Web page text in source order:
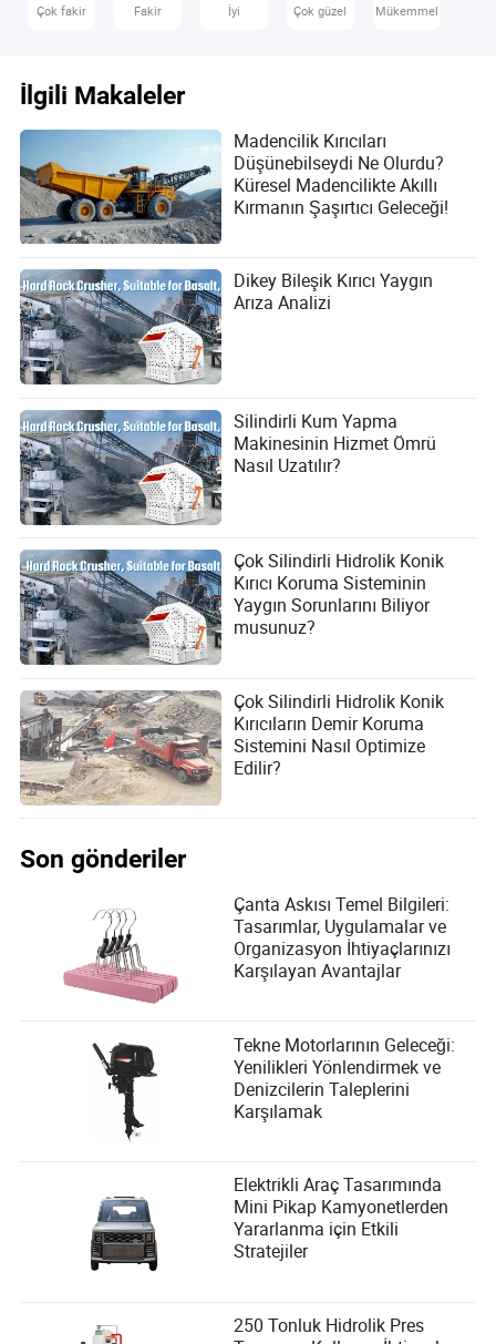
Çok fakir Fakir İyi Çok güzel Mükemmel
İlgili Makaleler
Madencilik Kırıcıları
Düşünebilseydi Ne Olurdu?
Küresel Madencilikte Akıllı
Kırmanın Şaşırtıcı Geleceği!
Dikey Bileşik Kırıcı Yaygın
Arıza Analizi
Silindirli Kum Yapma
Makinesinin Hizmet Ömrü
Nasıl Uzatılır?
Çok Silindirli Hidrolik Konik
Kırıcı Koruma Sisteminin
Yaygın Sorunlarını Biliyor
musunuz?
Çok Silindirli Hidrolik Konik
Kırıcıların Demir Koruma
Sistemini Nasıl Optimize
Edilir?
Son gönderiler
Çanta Askısı Temel Bilgileri:
Tasarımlar, Uygulamalar ve
Organizasyon İhtiyaçlarınızı
Karşılayan Avantajlar
Tekne Motorlarının Geleceği:
Yenilikleri Yönlendirmek ve
Denizcilerin Taleplerini
Karşılamak
Elektrikli Araç Tasarımında
Mini Pikap Kamyonetlerden
Yararlanma için Etkili
Stratejiler
250 Tonluk Hidrolik Pres